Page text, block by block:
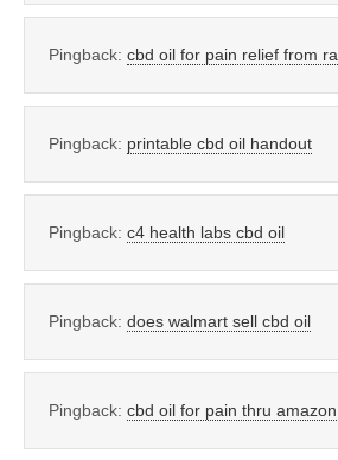
Pingback: cbd oil for pain relief from ra
Pingback: printable cbd oil handout
Pingback: c4 health labs cbd oil
Pingback: does walmart sell cbd oil
Pingback: cbd oil for pain thru amazon